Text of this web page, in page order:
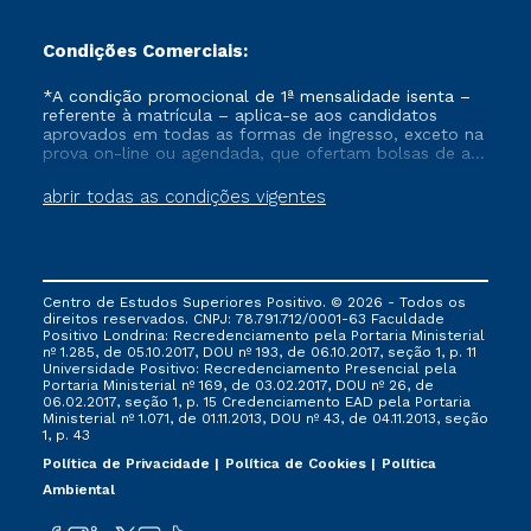
Condições Comerciais:
abrir todas as condições vigentes
*A condição promocional de 1ª mensalidade isenta –
referente à matrícula – aplica-se aos candidatos
aprovados em todas as formas de ingresso, exceto na
prova on-line ou agendada, que ofertam bolsas de até
vigente, que ainda não tenham efetivado e/ou não
tenham cancelado ou trancado sua matrícula em uma
via FIES, Prouni e outros programas governamentais, e
não se acumula com nenhuma outra campanha
ofertada pela Instituição.
Centro de Estudos Superiores Positivo. © 2026 - Todos os
direitos reservados. CNPJ: 78.791.712/0001-63 Faculdade
Positivo Londrina: Recredenciamento pela Portaria Ministerial
nº 1.285, de 05.10.2017, DOU nº 193, de 06.10.2017, seção 1, p. 11
Universidade Positivo: Recredenciamento Presencial ​pela
Portaria Ministerial nº 169, de 03.02.2017, DOU nº 26, de
06.02.2017, seção 1, p. 15 Credenciamento EAD pela Portaria
Ministerial nº 1.071, de 01.11.2013, DOU nº 43, de 04.11.2013, seção
1, p. 43
Política de Privacidade
Política de Cookies
Política
Ambiental